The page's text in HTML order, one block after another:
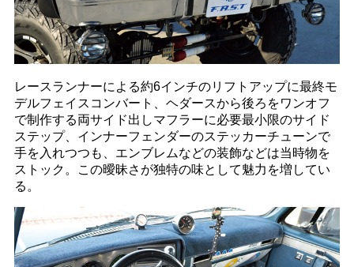
レースランナーによる約6インチのリフトアップに最終モ
デルフェイスコンバート、ヘダースから後ろをワンオフ
で制作する両サイド出しマフラーに必要最小限のサイド
ステップ、インナーフェンダーのステッカーチューンで
手を入れつつも、エンブレムなどの装飾などは当時物を
ストック。この曖昧さが独特の味として魅力を増してい
る。